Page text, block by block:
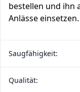
bestellen und ihn
Anlässe einsetzen.
Saugfähigkeit:
Qualität: